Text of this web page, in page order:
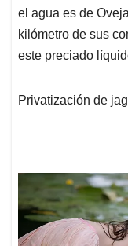
el agua es de
kilómetro de sus
este preciado
Privatización de